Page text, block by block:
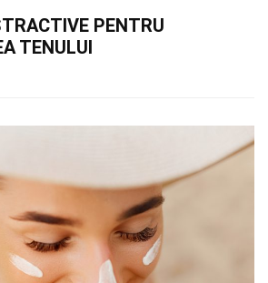
PENTRU
TENULUI